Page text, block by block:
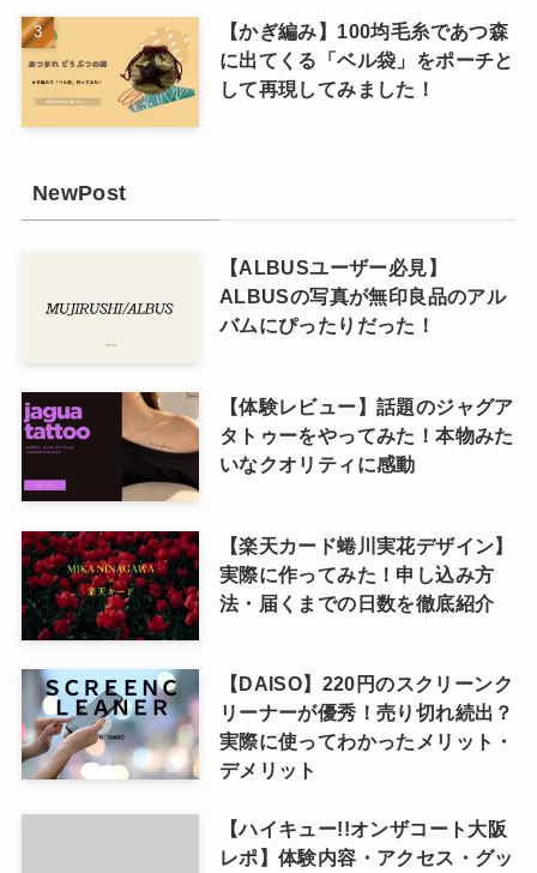
【かぎ編み】100均毛糸であつ森
に出てくる「ベル袋」をポーチと
して再現してみました！
NewPost
【ALBUSユーザー必見】
ALBUSの写真が無印良品のアル
バムにぴったりだった！
【体験レビュー】話題のジャグア
タトゥーをやってみた！本物みた
いなクオリティに感動
【楽天カード蜷川実花デザイン】
実際に作ってみた！申し込み方
法・届くまでの日数を徹底紹介
【DAISO】220円のスクリーンク
リーナーが優秀！売り切れ続出？
実際に使ってわかったメリット・
デメリット
【ハイキュー!!オンザコート大阪
レポ】体験内容・アクセス・グッ